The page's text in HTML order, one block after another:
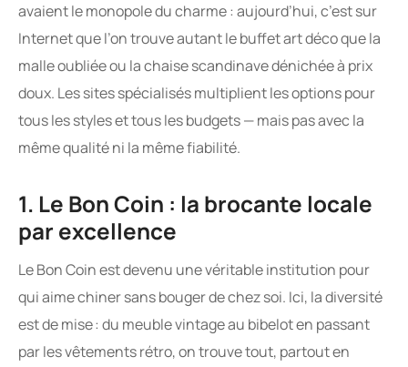
avaient le monopole du charme : aujourd’hui, c’est sur
Internet que l’on trouve autant le buffet art déco que la
malle oubliée ou la chaise scandinave dénichée à prix
doux. Les sites spécialisés multiplient les options pour
tous les styles et tous les budgets — mais pas avec la
même qualité ni la même fiabilité.
1. Le Bon Coin : la brocante locale
par excellence
Le Bon Coin est devenu une véritable institution pour
qui aime chiner sans bouger de chez soi. Ici, la diversité
est de mise : du meuble vintage au bibelot en passant
par les vêtements rétro, on trouve tout, partout en